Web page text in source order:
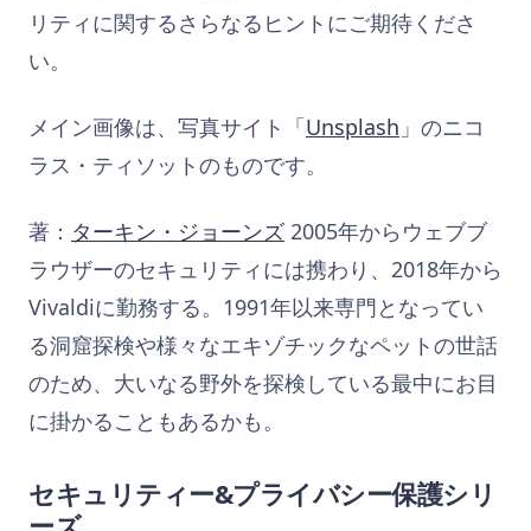
リティに関するさらなるヒントにご期待くださ
い。
メイン画像は、写真サイト「Unsplash 」のニコ
ラス・ティソットのものです。
著： ターキン・ジョーンズ 2005年からウェブブ
ラウザーのセキュリティには携わり、2018年から
Vivaldiに勤務する。1991年以来専門となってい
る洞窟探検や様々なエキゾチックなペットの世話
のため、大いなる野外を探検している最中にお目
に掛かることもあるかも。
セキュリティー&プライバシー保護シリ